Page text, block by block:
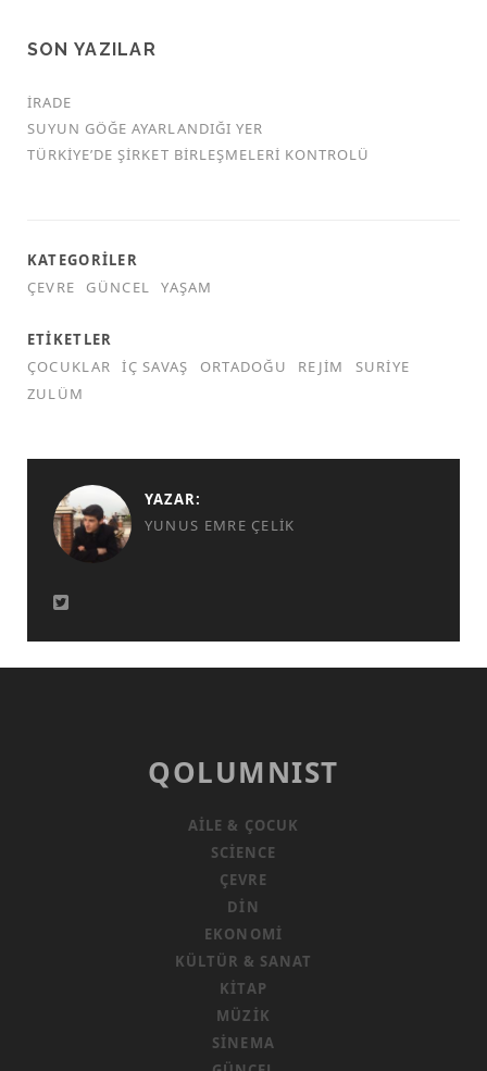
SON YAZILAR
İRADE
SUYUN GÖĞE AYARLANDIĞI YER
TÜRKİYE’DE ŞİRKET BİRLEŞMELERİ KONTROLÜ
KATEGORILER
ÇEVRE
GÜNCEL YAŞAM
ETIKETLER
ÇOCUKLAR
İÇ SAVAŞ ORTADOĞU REJIM
SURIYE
ZULÜM
YAZAR:
YUNUS EMRE ÇELIK
QOLUMNIST
AILE & ÇOCUK
SCIENCE
ÇEVRE
DIN
EKONOMI
KÜLTÜR & SANAT
KITAP
MÜZIK
SINEMA